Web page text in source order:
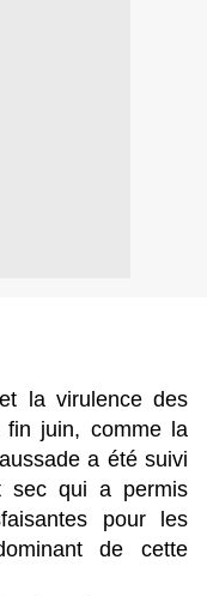
la virulence des
fin juin, comme la
a été suivi
sec qui a permis
pour les
de cette